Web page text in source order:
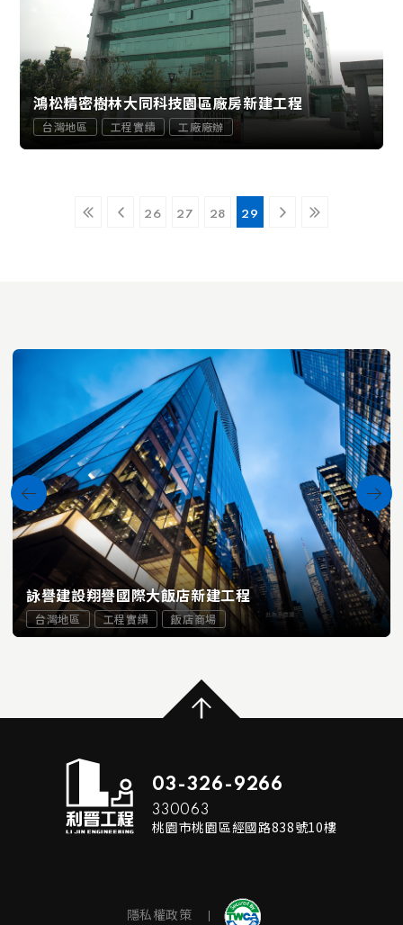
鴻松精密樹林大同科技園區廠房新建工程
台灣地區 工程實績 工廠廠辦
26 27 28 29
詠譽建設翔譽國際大飯店新建工程
台灣地區 工程實績 飯店商場
03-326-9266
330063
桃園市桃園區經國路838號10樓
隱私權政策